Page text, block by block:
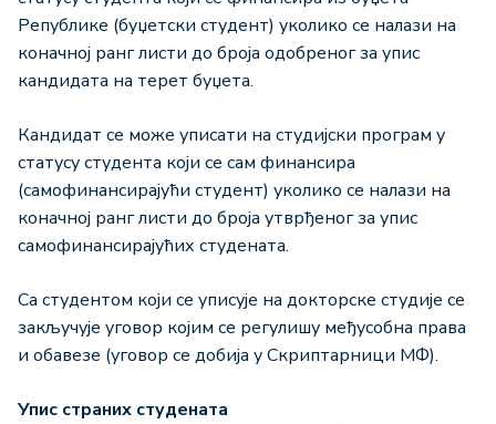
Републике (буџетски студент) уколико се налази на
коначној ранг листи до броја одобреног за упис
кандидата на терет буџета.
Кандидат се може уписати на студијски програм у
статусу студента који се сам финансира
(самофинансирајући студент) уколико се налази на
коначној ранг листи до броја утврђеног за упис
самофинансирајућих студената.
Са студентом који се уписује на докторске студије се
закључује уговор којим се регулишу међусобна права
и обавезе (уговор се добија у Скриптарници МФ).
Упис страних студената